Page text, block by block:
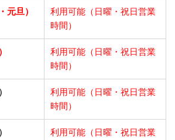
元旦）
利用可能（日曜・祝日営業
時間）
利用可能（日曜・祝日営業
時間）
利用可能（日曜・祝日営業
時間）
利用可能（日曜・祝日営業